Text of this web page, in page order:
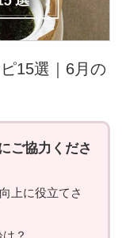
15選｜6月の